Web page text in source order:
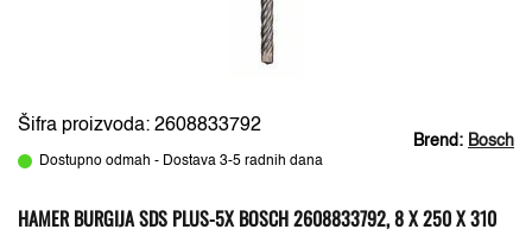
Brend: Bosch
Šifra proizvoda: 2608833792
Dostupno odmah - Dostava 3-5 radnih dana
HAMER BURGIJA SDS PLUS-5X BOSCH 2608833792, 8 X 250 X 310